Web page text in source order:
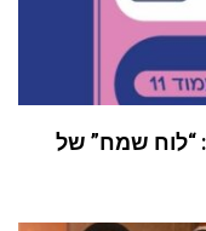
“לוח שמח” של